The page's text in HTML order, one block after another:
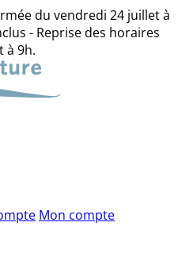
du vendredi 24 juillet à
- Reprise des horaires
à 9h.
Mon compte